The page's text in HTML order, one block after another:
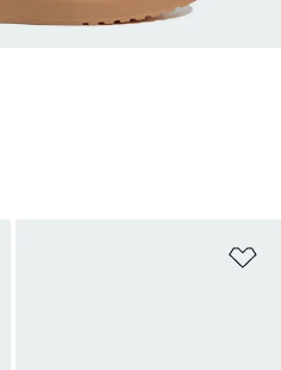
Προσθήκη στη Λίστα Επιθυμιών